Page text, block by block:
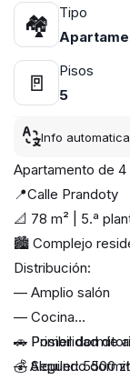
🏘
Tipo
🚪
Pisos
5
Info
Apartamento de
📍Calle Prandoty
📐 78 m² | 5.ª
🏙 Complejo
Distribución:
— Amplio salón
— Cocina
— Primer
— Segundo
🚗 Posibilidad de
💰 Alquiler: 5500